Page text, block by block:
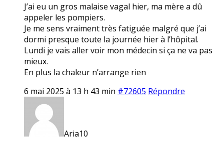
J’ai eu un gros malaise vagal hier, ma mère a dû
appeler les pompiers.
Je me sens vraiment très fatiguée malgré que j’ai
dormi presque toute la journée hier à l’hôpital.
Lundi je vais aller voir mon médecin si ça ne va pas
mieux.
En plus la chaleur n’arrange rien
6 mai 2025 à 13 h 43 min #72605 Répondre
Aria10